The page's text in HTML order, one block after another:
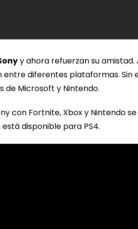
y ahora refuerzan su amistad.
entre diferentes plataformas.
de Microsoft y Nintendo.
con Fortnite, Xbox y Nintendo
disponible para PS4.